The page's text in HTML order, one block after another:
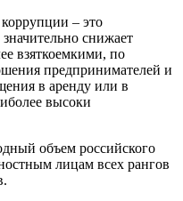
– это
снижает
взяткоемкими, по
предпринимателей и
в аренду или в
высоки
объем российского
лицам всех рангов